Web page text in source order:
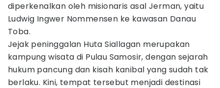
diperkenalkan oleh misionaris asal Jerman, yaitu
Ludwig Ingwer Nommensen ke kawasan Danau
Toba.
Jejak peninggalan Huta Siallagan merupakan
kampung wisata di Pulau Samosir, dengan sejarah
hukum pancung dan kisah kanibal yang sudah tak
berlaku. Kini, tempat tersebut menjadi destinasi